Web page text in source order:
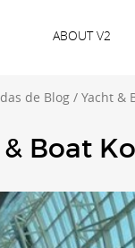
ABOUT V2
de Blog / Yacht &
Boat